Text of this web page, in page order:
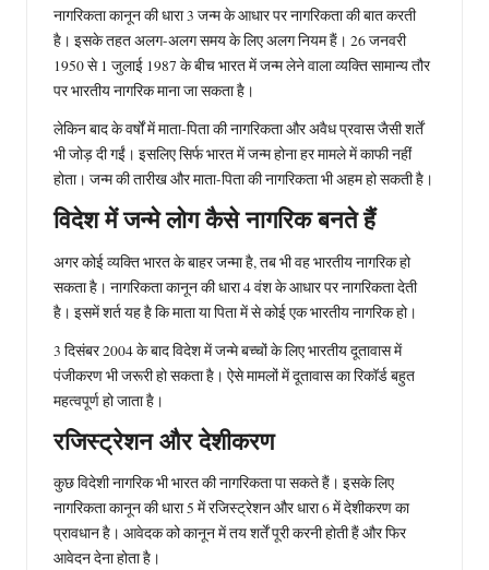
नागरिकता कानून की धारा 3 जन्म के आधार पर नागरिकता की बात करती
है। इसके तहत अलग-अलग समय के लिए अलग नियम हैं। 26 जनवरी
1950 से 1 जुलाई 1987 के बीच भारत में जन्म लेने वाला व्यक्ति सामान्य तौर
पर भारतीय नागरिक माना जा सकता है।
लेकिन बाद के वर्षों में माता-पिता की नागरिकता और अवैध प्रवास जैसी शर्तें
भी जोड़ दी गईं। इसलिए सिर्फ भारत में जन्म होना हर मामले में काफी नहीं
होता। जन्म की तारीख और माता-पिता की नागरिकता भी अहम हो सकती है।
विदेश में जन्मे लोग कैसे नागरिक बनते हैं
अगर कोई व्यक्ति भारत के बाहर जन्मा है, तब भी वह भारतीय नागरिक हो
सकता है। नागरिकता कानून की धारा 4 वंश के आधार पर नागरिकता देती
है। इसमें शर्त यह है कि माता या पिता में से कोई एक भारतीय नागरिक हो।
3 दिसंबर 2004 के बाद विदेश में जन्मे बच्चों के लिए भारतीय दूतावास में
पंजीकरण भी जरूरी हो सकता है। ऐसे मामलों में दूतावास का रिकॉर्ड बहुत
महत्वपूर्ण हो जाता है।
रजिस्ट्रेशन और देशीकरण
कुछ विदेशी नागरिक भी भारत की नागरिकता पा सकते हैं। इसके लिए
नागरिकता कानून की धारा 5 में रजिस्ट्रेशन और धारा 6 में देशीकरण का
प्रावधान है। आवेदक को कानून में तय शर्तें पूरी करनी होती हैं और फिर
आवेदन देना होता है।